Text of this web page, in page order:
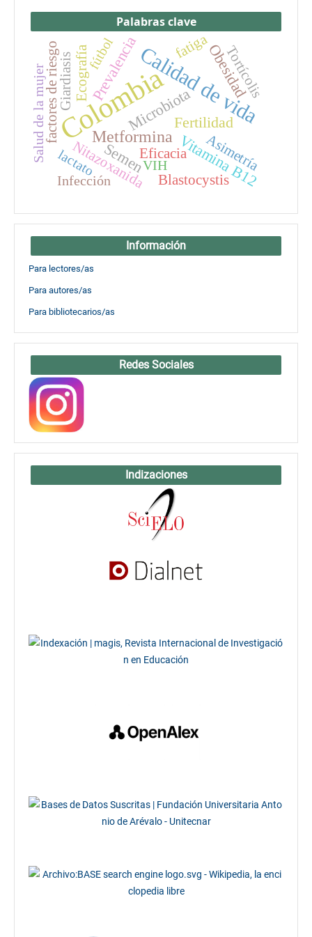
Palabras clave
ColombiaCalidad de vida
Metformina
Microbiota
Obesidad
Semen
Fertilidad
Prevalencia
Vitamina B12
factores de riesgo fatiga
Nitazoxanida
Giardiasis
Eficacia
Blastocystis
Tortícolis
Asimetría
Ecografía
VIH
fútbol
lactato
Salud de la mujer
Infección
Información
Para lectores/as
Para autores/as
Para bibliotecarios/as
Redes Sociales
Indizaciones